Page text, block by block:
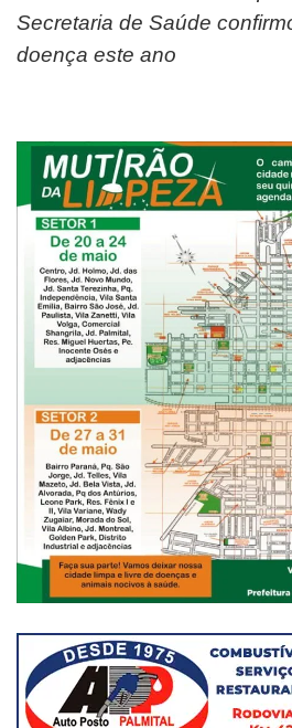
Secretaria de Saúde
doença este ano